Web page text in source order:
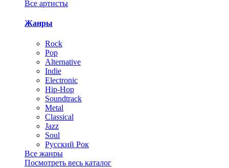
Все артисты
Жанры
Rock
Pop
Alternative
Indie
Electronic
Hip-Hop
Soundtrack
Metal
Classical
Jazz
Soul
Русский Рок
Все жанры
Посмотреть весь каталог